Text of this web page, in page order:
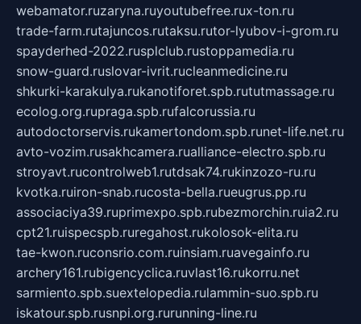
webamator.ruzaryna.ruyoutubefree.rux-ton.ru
trade-farm.rutajuncos.rutaksu.rutor-lyubov-i-grom.ru
spayderhed-2022.rusplclub.rustoppamedia.ru
snow-guard.ruslovar-ivrit.rucleanmedicine.ru
shkurki-karakulya.rukanotiforet.spb.rututmassage.ru
ecolog.org.rupraga.spb.rufalcorussia.ru
autodoctorservis.rukamertondom.spb.runet-life.net.ru
avto-vozim.rusakhcamera.rualliance-electro.spb.ru
stroyavt.rucontrolweb1.rutdsak74.rukinzozo-ru.ru
kvotka.ruiron-snab.rucosta-bella.rueugrus.pp.ru
associaciya39.ruprimexpo.spb.rubezmorchin.ruia2.ru
cpt21.ruispecspb.ruregahost.rukolosok-elita.ru
tae-kwon.ruconsrio.com.ruinsiam.ruavegainfo.ru
archery161.rubigencyclica.ruvlast16.rukorru.net
sarmiento.spb.suextelopedia.rulammin-suo.spb.ru
iskatour.spb.rusnpi.org.rurunning-line.ru